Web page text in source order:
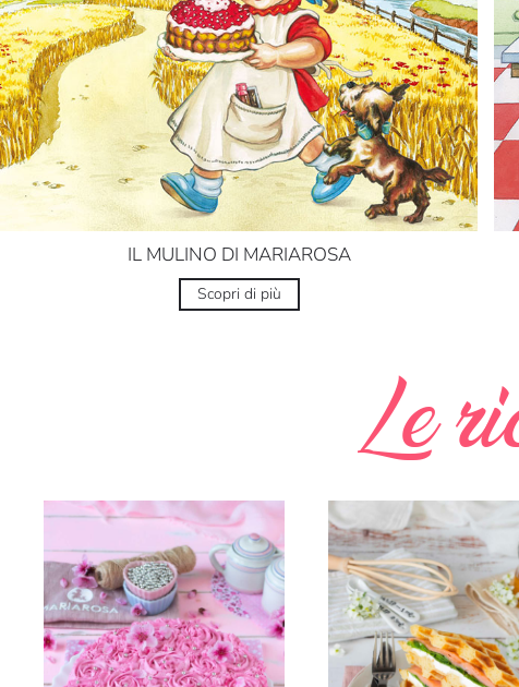
IL MULINO DI MARIAROSA
Scopri di più
Le